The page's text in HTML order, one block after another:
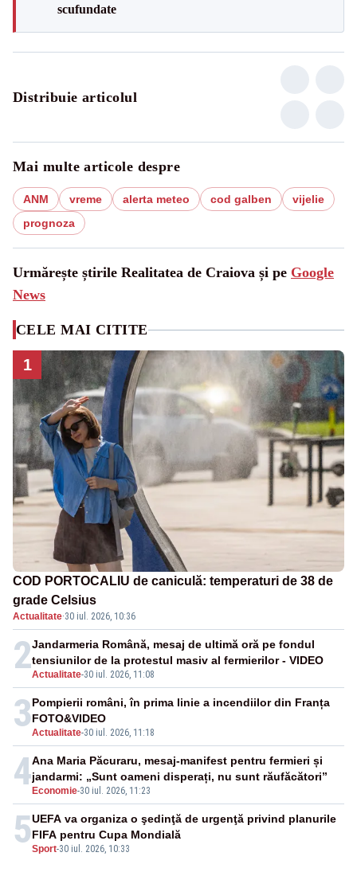
scufundate
Distribuie articolul
Mai multe articole despre
ANM vreme alerta meteo cod galben
vijelie
prognoza
Urmărește știrile Realitatea de Craiova și pe Google
News
CELE MAI CITITE
1
COD PORTOCALIU de caniculă: temperaturi de 38 de
grade Celsius
Actualitate·30 iul. 2026, 10:36
2Actualitate-30 iul. 2026, 11:08
Jandarmeria Română, mesaj de ultimă oră pe fondul
tensiunilor de la protestul masiv al fermierilor - VIDEO
3Actualitate-30 iul. 2026, 11:18
Pompierii români, în prima linie a incendiilor din Franța
FOTO&VIDEO
4Economie-30 iul. 2026, 11:23
Ana Maria Păcuraru, mesaj-manifest pentru fermieri și
jandarmi: „Sunt oameni disperați, nu sunt răufăcători”
5Sport-30 iul. 2026, 10:33
UEFA va organiza o şedinţă de urgenţă privind planurile
FIFA pentru Cupa Mondială